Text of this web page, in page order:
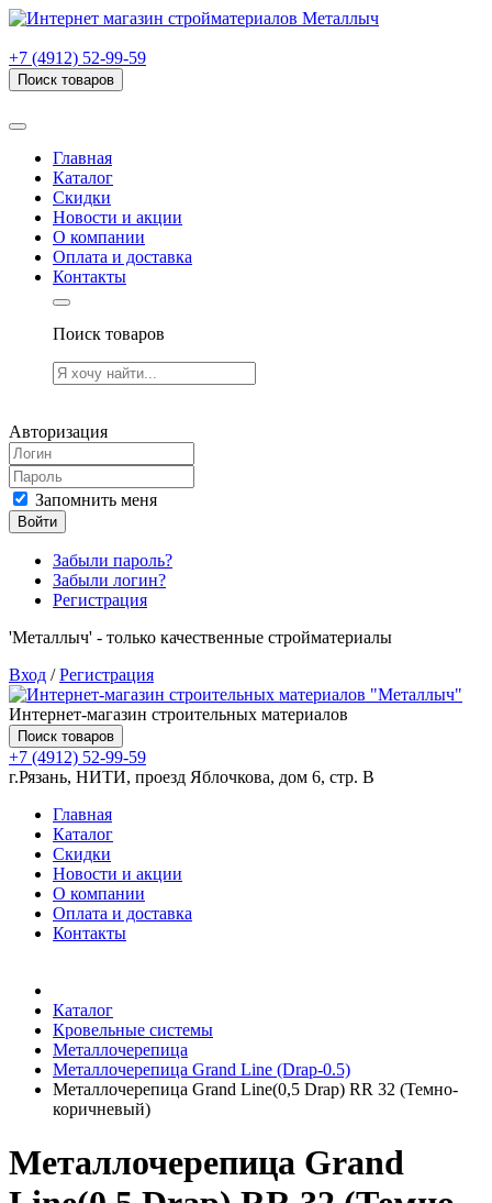
+7 (4912) 52-99-59
Поиск товаров
Главная
Каталог
Скидки
Новости и акции
О компании
Оплата и доставка
Контакты
Поиск товаров
Авторизация
Запомнить меня
Войти
Забыли пароль?
Забыли логин?
Регистрация
'Металлыч' - только качественные стройматериалы
Вход /Регистрация
Интернет-магазин строительных материалов
Поиск товаров
+7 (4912) 52-99-59
г.Рязань, НИТИ, проезд Яблочкова, дом 6, стр. В
Главная
Каталог
Скидки
Новости и акции
О компании
Оплата и доставка
Контакты
Каталог
Кровельные системы
Металлочерепица
Металлочерепица Grand Line (Drap-0.5)
Металлочерепица Grand Line(0,5 Drap) RR 32 (Темно-
коричневый)
Металлочерепица Grand